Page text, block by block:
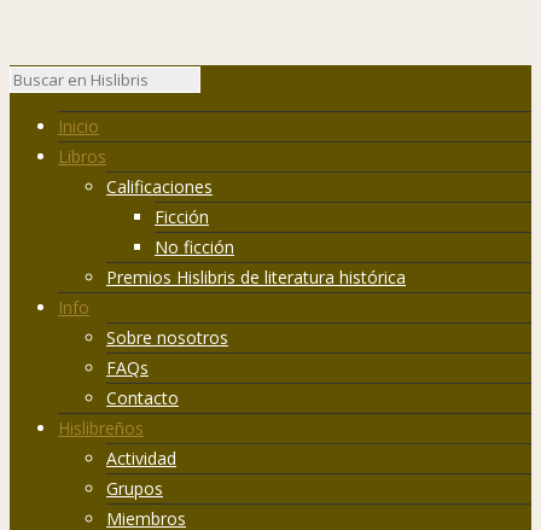
Inicio
Libros
Calificaciones
Ficción
No ficción
Premios Hislibris de literatura histórica
Info
Sobre nosotros
FAQs
Contacto
Hislibreños
Actividad
Grupos
Miembros